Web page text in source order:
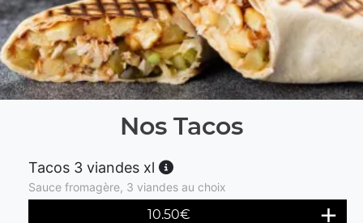
Nos Tacos
Tacos 3 viandes xl
Sauce fromagère, 3 viandes au choix
10.50€